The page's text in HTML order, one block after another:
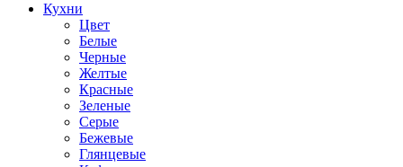
Кухни
Цвет
Белые
Черные
Желтые
Красные
Зеленые
Серые
Бежевые
Глянцевые